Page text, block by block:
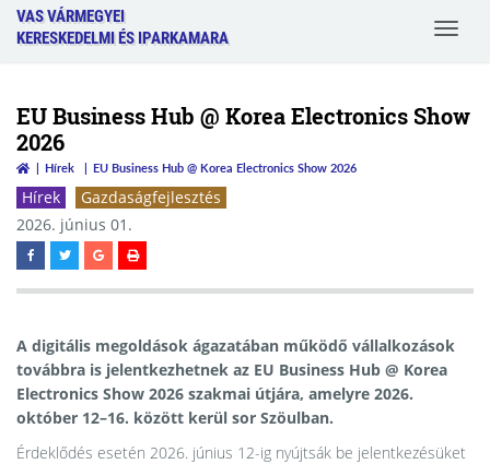
VAS VÁRMEGYEI
KERESKEDELMI ÉS IPARKAMARA
Toggle
EU Business Hub @ Korea Electronics Show
2026
Hírek EU Business Hub @ Korea Electronics Show 2026
Hírek
Gazdaságfejlesztés
2026. június 01.
A digitális megoldások ágazatában működő vállalkozások
továbbra is jelentkezhetnek az EU Business Hub @ Korea
Electronics Show 2026 szakmai útjára, amelyre 2026.
október 12–16. között kerül sor Szöulban.
Érdeklődés esetén 2026. június 12-ig nyújtsák be jelentkezésüket